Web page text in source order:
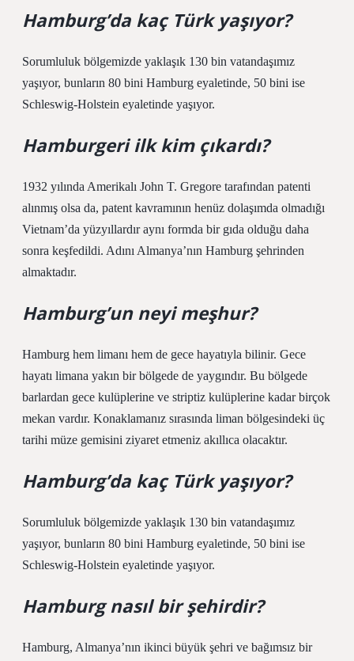
Hamburg’da kaç Türk yaşıyor?
Sorumluluk bölgemizde yaklaşık 130 bin vatandaşımız
yaşıyor, bunların 80 bini Hamburg eyaletinde, 50 bini ise
Schleswig-Holstein eyaletinde yaşıyor.
Hamburgeri ilk kim çıkardı?
1932 yılında Amerikalı John T. Gregore tarafından patenti
alınmış olsa da, patent kavramının henüz dolaşımda olmadığı
Vietnam’da yüzyıllardır aynı formda bir gıda olduğu daha
sonra keşfedildi. Adını Almanya’nın Hamburg şehrinden
almaktadır.
Hamburg’un neyi meşhur?
Hamburg hem limanı hem de gece hayatıyla bilinir. Gece
hayatı limana yakın bir bölgede de yaygındır. Bu bölgede
barlardan gece kulüplerine ve striptiz kulüplerine kadar birçok
mekan vardır. Konaklamanız sırasında liman bölgesindeki üç
tarihi müze gemisini ziyaret etmeniz akıllıca olacaktır.
Hamburg’da kaç Türk yaşıyor?
Sorumluluk bölgemizde yaklaşık 130 bin vatandaşımız
yaşıyor, bunların 80 bini Hamburg eyaletinde, 50 bini ise
Schleswig-Holstein eyaletinde yaşıyor.
Hamburg nasıl bir şehirdir?
Hamburg, Almanya’nın ikinci büyük şehri ve bağımsız bir